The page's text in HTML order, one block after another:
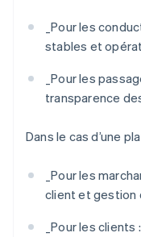
_Pour les
stables et
_Pour les
transparence
Dans le cas d’une
_Pour les
client et gestion
_Pour les clients : _